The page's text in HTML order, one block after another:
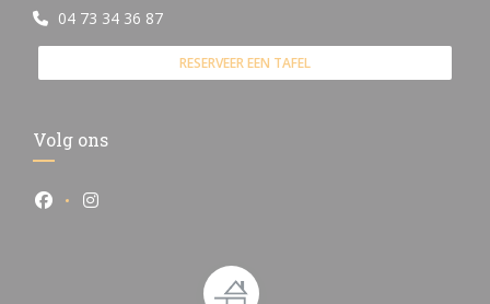
04 73 34 36 87
RESERVEER EEN TAFEL
Volg ons
Facebook ((opent in een nieuw venster))
Instagram ((opent in een nieuw venster))